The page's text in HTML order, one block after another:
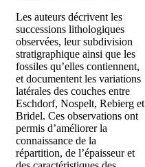
Les auteurs décrivent les
successions lithologiques
observées, leur subdivision
stratigraphique ainsi que les
fossiles qu’elles contiennent,
et documentent les variations
latérales des couches entre
Eschdorf, Nospelt, Rebierg et
Bridel. Ces observations ont
permis d’améliorer la
connaissance de la
répartition, de l’épaisseur et